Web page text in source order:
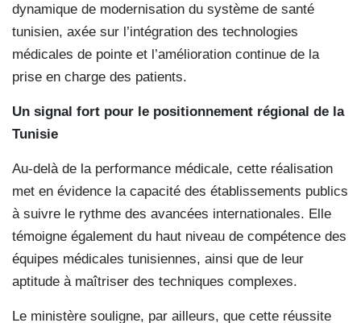
dynamique de modernisation du système de santé
tunisien, axée sur l’intégration des technologies
médicales de pointe et l’amélioration continue de la
prise en charge des patients.
Un signal fort pour le positionnement régional de la
Tunisie
Au-delà de la performance médicale, cette réalisation
met en évidence la capacité des établissements publics
à suivre le rythme des avancées internationales. Elle
témoigne également du haut niveau de compétence des
équipes médicales tunisiennes, ainsi que de leur
aptitude à maîtriser des techniques complexes.
Le ministère souligne, par ailleurs, que cette réussite